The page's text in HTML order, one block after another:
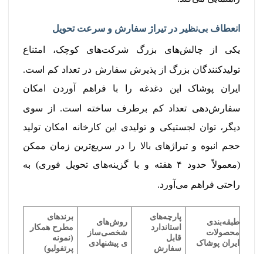
انعطاف بی‌نظیر در تیراژ سفارش و سرعت تحویل
یکی از چالش‌های بزرگ شرکت‌های کوچک، امتناع
تولیدکنندگان بزرگ از پذیرش سفارش در تعداد کم است.
ایران پوشاک این دغدغه را با فراهم آوردن امکان
سفارش‌دهی تعداد کم برطرف ساخته است. از سوی
دیگر، توان لجستیکی و تولیدی این کارخانه امکان تولید
حجم انبوه و تیراژهای بالا را در سریع‌ترین زمان ممکن
(معمولاً حدود ۴ هفته و با گزینه‌های تحویل فوری) به
راحتی فراهم می‌آورد.
طبقه‌بندی
محصولات
ایران پوشاک
پارچه‌های
استاندارد
قابل
سفارش
روش‌های
شخصی‌ساز
ی پیشنهادی
برندهای
مطرح همکار
(نمونه
پرتفولیو)